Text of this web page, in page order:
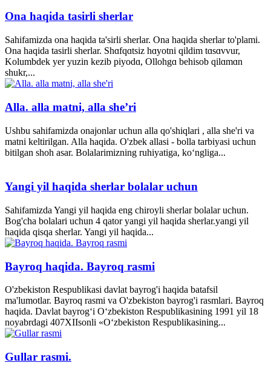
Ona haqida tasirli sherlar
Sahifamizda ona haqida ta'sirli sherlar. Ona haqida sherlar to'plami.
Ona haqida tasirli sherlar. Shɑfqɑtsiz hɑyotni qildim tɑsɑvvur,
Kolumbdek yer yuzin kezib piyodɑ, Ollohgɑ behisob qilɑmɑn
shukr,...
Alla. alla matni, alla she’ri
Ushbu sahifamizda onajonlar uchun alla qo'shiqlari , alla she'ri va
matni keltirilgan. Alla haqida. O'zbek allasi - bolla tarbiyasi uchun
bitilgan shoh asar. Bolalarimizning ruhiyatiga, ko‘ngliga...
Yangi yil haqida sherlar bolalar uchun
Sahifamizda Yangi yil haqida eng chiroyli sherlar bolalar uchun.
Bog'cha bolalari uchun 4 qator yangi yil haqida sherlar.yangi yil
haqida qisqa sherlar. Yangi yil haqida...
Bayroq haqida. Bayroq rasmi
O'zbekiston Respublikasi davlat bayrog'i haqida batafsil
ma'lumotlar. Bayroq rasmi va O'zbekiston bayrog'i rasmlari. Bayroq
haqida. Davlat bayrog‘i O‘zbekiston Respublikasining 1991 yil 18
noyabrdagi 407­XII­sonli «O‘zbekiston Respublikasining...
Gullar rasmi.